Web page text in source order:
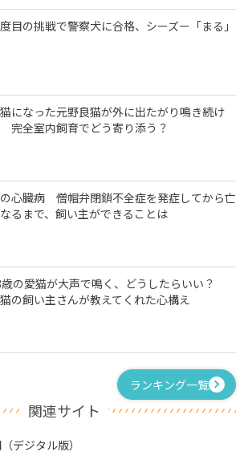
目の挑戦で警察犬に合格、シーズー「まる」
になった元野良猫が外に出たがり鳴き続け
完全室内飼育でどう寄り添う？
心臓病 僧帽弁閉鎖不全症を発症してから亡
るまで、飼い主ができることは
の愛猫が大声で鳴く、どうしたらいい？
の飼い主さんが教えてくれた心構え
ランキング一覧
関連サイト
デジタル版）